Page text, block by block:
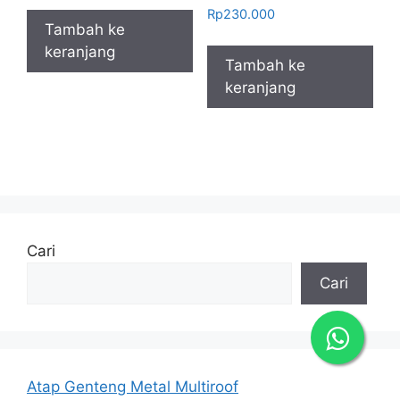
adalah:
Rp250.000.
ini
Tambah ke
keranjang
Rp230.000
Tambah ke
keranjang
Cari
Cari
Atap Genteng Metal Multiroof